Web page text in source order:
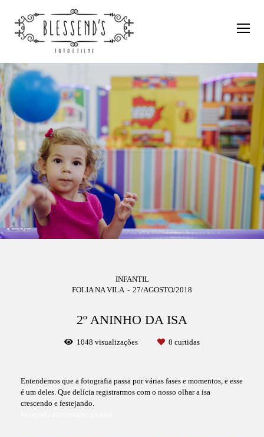
INFANTIL
FOLIA NA VILA
27/AGOSTO/2018
2º ANINHO DA ISA
1048 visualizações 0 curtidas
Entendemos que a fotografia passa por várias fases e momentos, e esse
é um deles. Que delícia registrarmos com o nosso olhar a isa
crescendo e festejando.